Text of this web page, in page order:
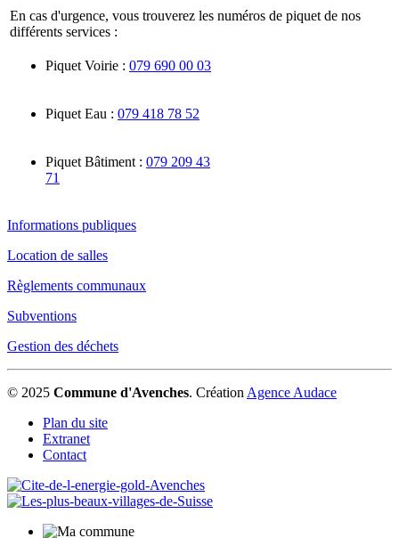
En cas d'urgence, vous trouverez les numéros de piquet de nos
différents services :
Piquet Voirie : 079 690 00 03
Piquet Eau : 079 418 78 52
Piquet Bâtiment : 079 209 43
71
Informations publiques
Location de salles
Règlements communaux
Subventions
Gestion des déchets
© 2025 Commune d'Avenches. Création Agence Audace
Plan du site
Extranet
Contact